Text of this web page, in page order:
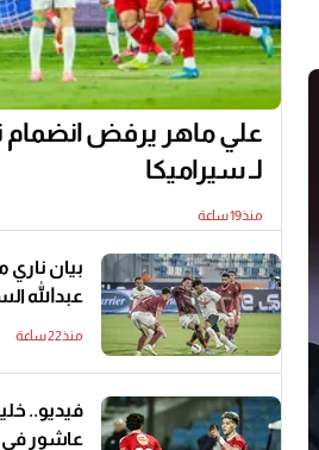
علي ماهر يرفض انضمام
لـ سيراميكا
منذ19 ساعة
بيان
عبدالله
منذ22 ساعة
فيديو..
عاشور في